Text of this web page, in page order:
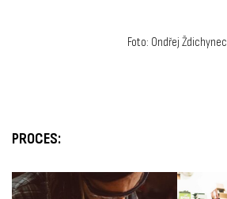
Foto: Ondřej Ždichynec
PROCES: